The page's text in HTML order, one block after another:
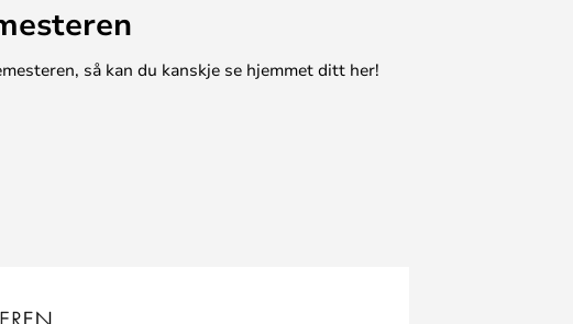
så kan du kanskje se hjemmet ditt her!